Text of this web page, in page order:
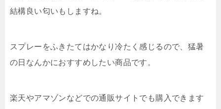
結構良い匂いもしますね。
スプレーをふきたてはかなり冷たく感じるので、猛暑
の日なんかにおすすめしたい商品です。
楽天やアマゾンなどでの通販サイトでも購入できます